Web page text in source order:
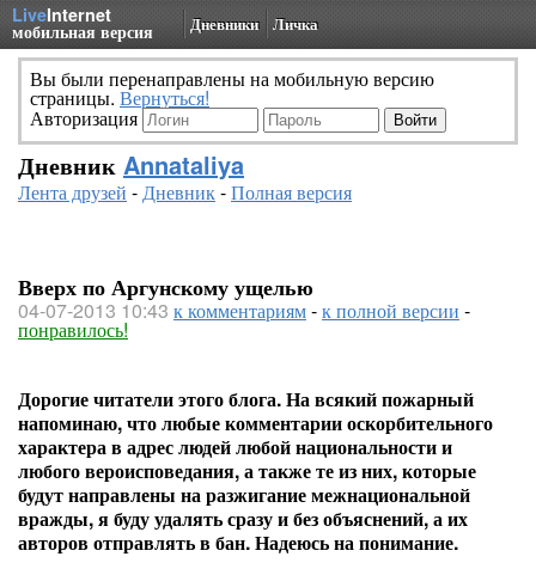
LiveInternet
мобильная версия Дневники Личка
Вы были перенаправлены на мобильную версию
страницы. Вернуться!
Авторизация
Дневник Annataliya
Лента друзей -Дневник-Полная версия
Вверх по Аргунскому ущелью
04-07-2013 10:43 к комментариям-к полной версии -
понравилось!
Дорогие читатели этого блога. На всякий пожарный
напоминаю, что любые комментарии оскорбительного
характера в адрес людей любой национальности и
любого вероисповедания, а также те из них, которые
будут направлены на разжигание межнациональной
вражды, я буду удалять сразу и без объяснений, а их
авторов отправлять в бан. Надеюсь на понимание.